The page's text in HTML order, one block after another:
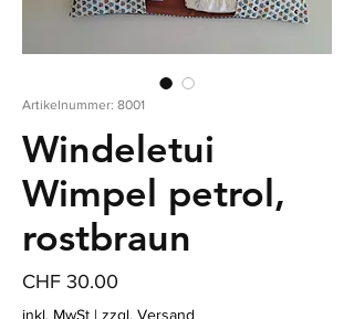
Artikelnummer: 8001
Windeletui
Wimpel petrol,
rostbraun
CHF 30.00
inkl. MwSt | zzgl. Versand